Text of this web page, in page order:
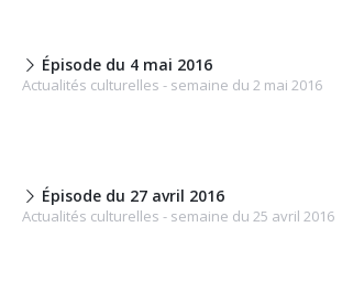
Épisode du 4 mai 2016
Actualités culturelles - semaine du 2 mai 2016
Épisode du 27 avril 2016
Actualités culturelles - semaine du 25 avril 2016